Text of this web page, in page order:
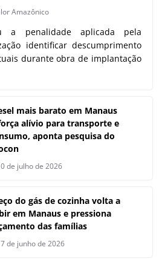
Amazônico
a penalidade aplicada pela
identificar descumprimento
durante obra de implantação
mais barato em Manaus
alívio para transporte e
aponta pesquisa do
de julho de 2026
do gás de cozinha volta a
em Manaus e pressiona
das famílias
de junho de 2026